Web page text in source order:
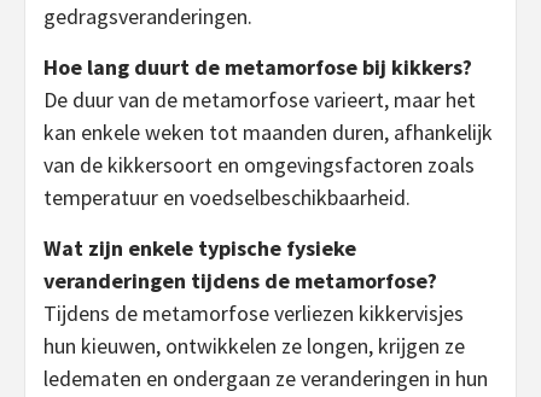
gedragsveranderingen.
Hoe lang duurt de metamorfose bij kikkers?
De duur van de metamorfose varieert, maar het
kan enkele weken tot maanden duren, afhankelijk
van de kikkersoort en omgevingsfactoren zoals
temperatuur en voedselbeschikbaarheid.
Wat zijn enkele typische fysieke
veranderingen tijdens de metamorfose?
Tijdens de metamorfose verliezen kikkervisjes
hun kieuwen, ontwikkelen ze longen, krijgen ze
ledematen en ondergaan ze veranderingen in hun